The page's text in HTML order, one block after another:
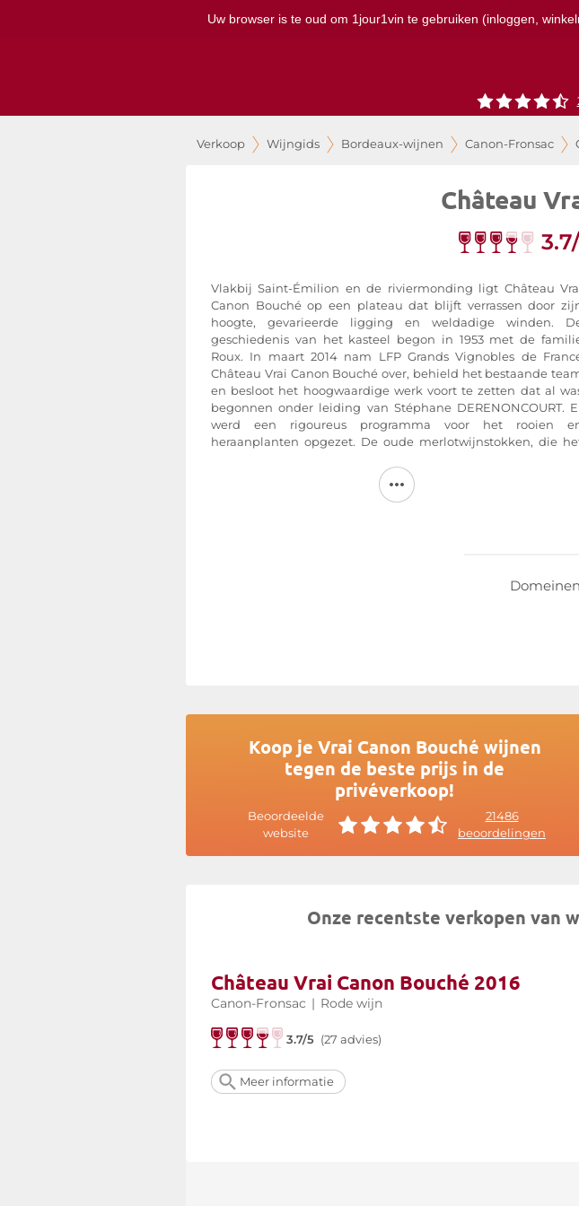
Uw browser is te oud om 1jour1vin te gebruiken (inloggen,
Verkoop Wijngids Bordeaux-wijnen Canon-Fronsac
Château
Vlakbij Saint-Émilion en de riviermonding ligt Château
Canon Bouché op een plateau dat blijft verrassen door
hoogte, gevarieerde ligging en weldadige winden.
geschiedenis van het kasteel begon in 1953 met de
Roux. In maart 2014 nam LFP Grands Vignobles de
Château Vrai Canon Bouché over, behield het bestaande
en besloot het hoogwaardige werk voort te zetten dat al
begonnen onder leiding van Stéphane DERENONCOURT.
werd een rigoureus programma voor het rooien
heraanplanten opgezet. De oude merlotwijnstokken, die
hectare wordt gerooid en herbeplant met Cabernet Franc
afkomstig uit massale selectie. Momenteel bestaat het domein
en homogeen: een Pareltje in het hart van deAppellatie. De
Koop je Vrai Canon Bouché wijnen
tegen de beste prijs in de
privéverkoop!
Beoordeelde
website
21486
beoordelingen
Onze recentste verkopen van
Château Vrai Canon Bouché 2016
Canon-Fronsac | Rode wijn
3.7/5 (27 advies)
Meer informatie